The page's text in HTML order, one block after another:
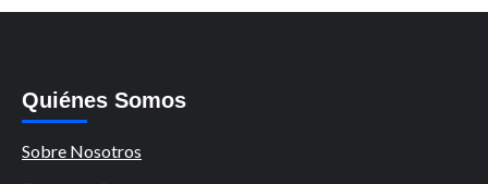
Quiénes Somos
Sobre Nosotros